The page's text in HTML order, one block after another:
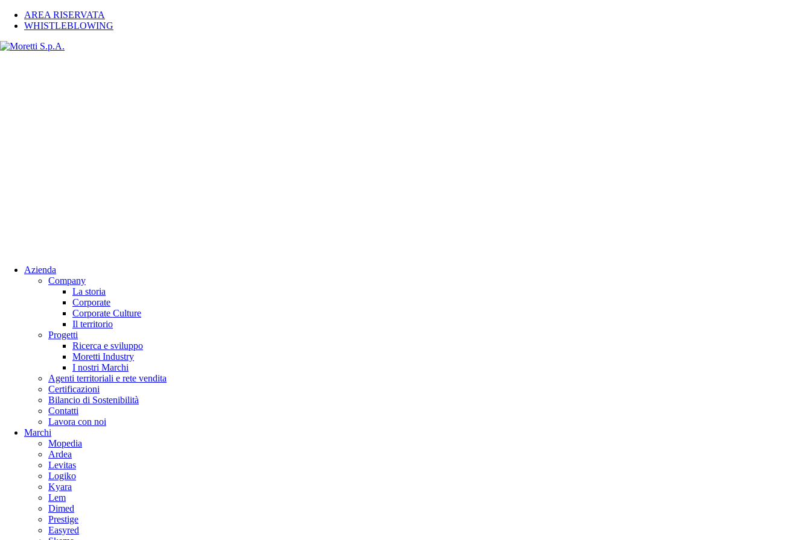
AREA RISERVATA
WHISTLEBLOWING
Azienda
Company
La storia
Corporate
Corporate Culture
Il territorio
Progetti
Ricerca e sviluppo
Moretti Industry
I nostri Marchi
Agenti territoriali e rete vendita
Certificazioni
Bilancio di Sostenibilità
Contatti
Lavora con noi
Marchi
Mopedia
Ardea
Levitas
Logiko
Kyara
Lem
Dimed
Prestige
Easyred